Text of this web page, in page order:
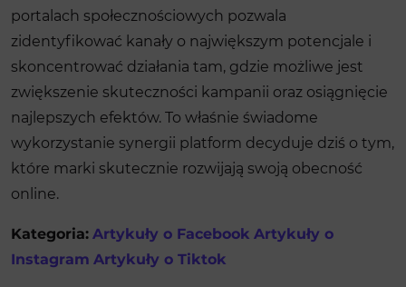
portalach społecznościowych pozwala
zidentyfikować kanały o największym potencjale i
skoncentrować działania tam, gdzie możliwe jest
zwiększenie skuteczności kampanii oraz osiągnięcie
najlepszych efektów. To właśnie świadome
wykorzystanie synergii platform decyduje dziś o tym,
które marki skutecznie rozwijają swoją obecność
online.
Kategoria: Artykuły o Facebook Artykuły o
Instagram Artykuły o Tiktok